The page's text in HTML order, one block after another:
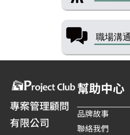
專案管理顧問
有限公司
幫助中心
品牌故事
聯絡我們